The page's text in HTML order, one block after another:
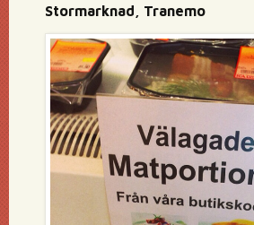
Stormarknad, Tranemo